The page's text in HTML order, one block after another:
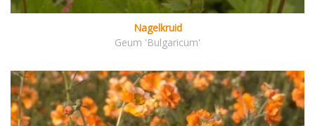
Nagelkruid
Geum 'Bulgaricum'